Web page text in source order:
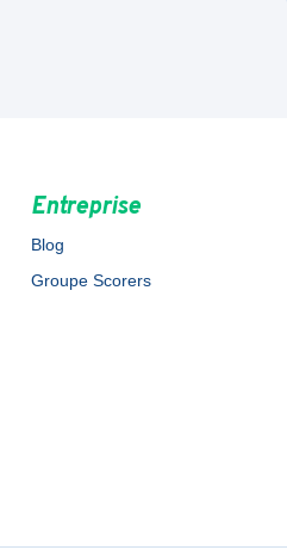
Entreprise
Blog
Groupe Scorers